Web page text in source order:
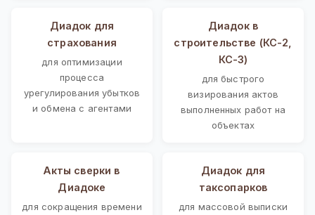
Диадок для
страхования
для оптимизации
процесса
урегулирования убытков
и обмена с агентами
Диадок в
строительстве (КС-2,
КС-3)
для быстрого
визирования актов
выполненных работ на
объектах
Акты сверки в
Диадоке
для сокращения времени
Диадок для
таксопарков
для массовой выписки